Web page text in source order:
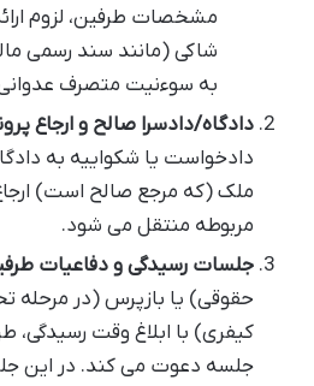
مشخصات طرفین، لزوم
شاکی (مانند سند رسمی
به سوءنیت متصرف
دادگاه/دادسرا صالح و ارجاع
دادخواست یا شکواییه به
ملک (که مرجع صالح است)
مربوطه منتقل می شود.
جلسات رسیدگی و دفاعیات
حقوقی) یا بازپرس (در مرحله
کیفری) با ابلاغ وقت رسیدگی،
جلسه دعوت می کند. در این